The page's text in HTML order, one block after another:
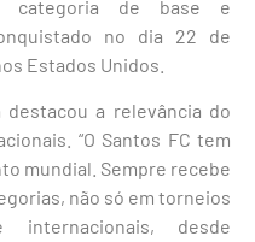
categoria de base e
no dia 22 de
Estados Unidos.
destacou a relevância do
“O Santos FC tem
mundial. Sempre recebe
não só em torneios
internacionais, desde